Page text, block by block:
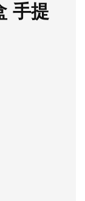
手提